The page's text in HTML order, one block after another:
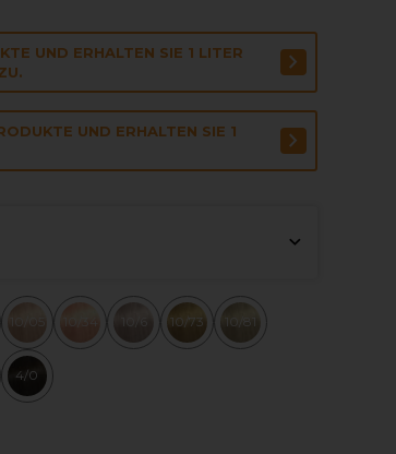
UND ERHALTEN SIE 1 LITER
UND ERHALTEN SIE 1
10/73 10/81
4/0